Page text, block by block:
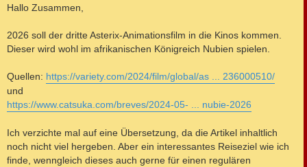
i
t
g
Hallo Zusammen,
2026 soll der dritte Asterix-Animationsfilm in die Kinos kommen.
Dieser wird wohl im afrikanischen Königreich Nubien spielen.
Quellen: https://variety.com/2024/film/global/as ... 236000510/
und
https://www.catsuka.com/breves/2024-05- ... nubie-2026
Ich verzichte mal auf eine Übersetzung, da die Artikel inhaltlich
noch nicht viel hergeben. Aber ein interessantes Reiseziel wie ich
finde, wenngleich dieses auch gerne für einen regulären